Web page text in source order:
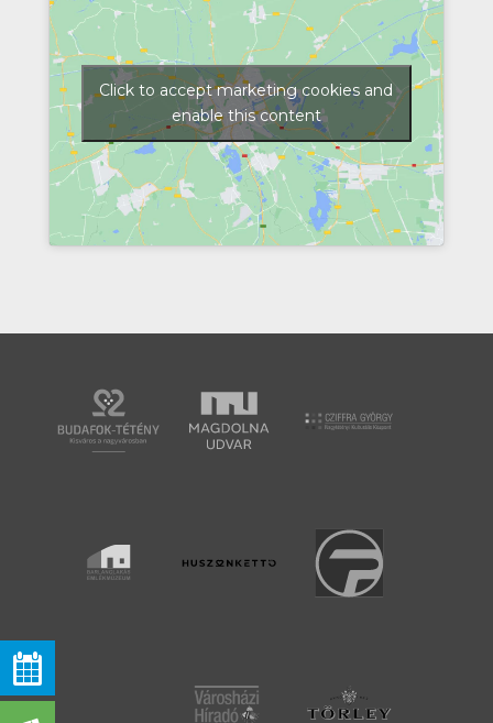
Click to accept marketing cookies and
enable this content